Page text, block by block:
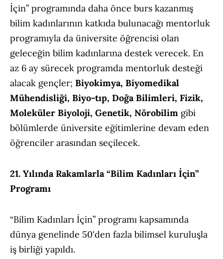
İçin” programında daha önce burs kazanmış
bilim kadınlarının katkıda bulunacağı mentorluk
programıyla da üniversite öğrencisi olan
geleceğin bilim kadınlarına destek verecek. En
az 6 ay sürecek programda mentorluk desteği
alacak gençler; Biyokimya, Biyomedikal
Mühendisliği, Biyo-tıp, Doğa Bilimleri, Fizik,
Moleküler Biyoloji, Genetik, Nörobilim gibi
bölümlerde üniversite eğitimlerine devam eden
öğrenciler arasından seçilecek.
21. Yılında Rakamlarla “Bilim Kadınları İçin”
Programı
“Bilim Kadınları İçin” programı kapsamında
dünya genelinde 50'den fazla bilimsel kuruluşla
iş birliği yapıldı.